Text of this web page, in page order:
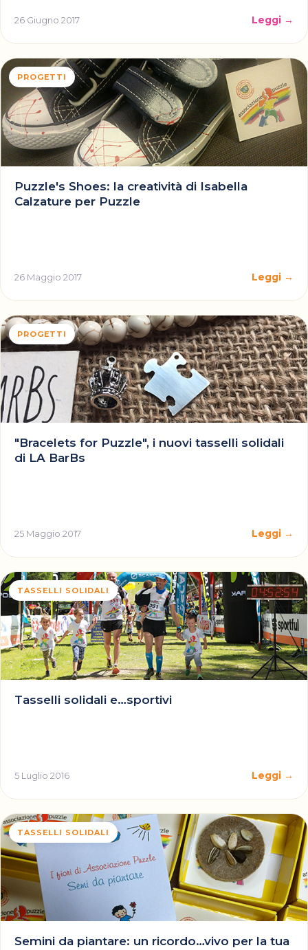
26 Giugno 2017 Leggi →
PROGETTI
Puzzle's Shoes: la creatività di Isabella
Calzature per Puzzle
26 Maggio 2017 Leggi →
PROGETTI
"Bracelets for Puzzle", i nuovi tasselli solidali
di LA BarBs
25 Maggio 2017 Leggi →
TASSELLI SOLIDALI
Tasselli solidali e…sportivi
5 Luglio 2016 Leggi →
TASSELLI SOLIDALI
Semini da piantare: un ricordo…vivo per la tua